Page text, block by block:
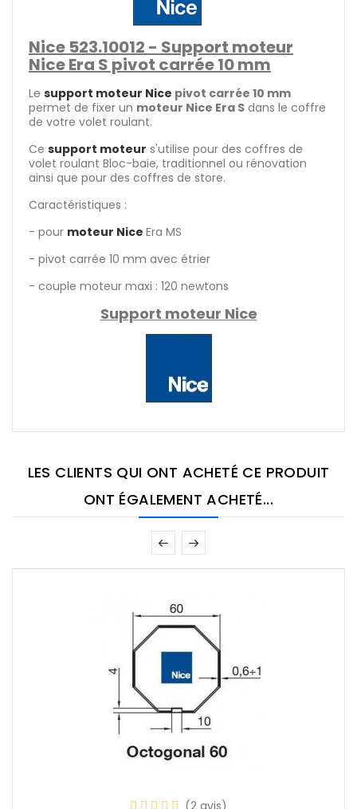
Nice 523.10012 - Support moteur
Nice Era S pivot carrée 10 mm
Le support moteur Nice pivot carrée 10 mm
permet de fixer un moteur Nice Era S dans le coffre
de votre volet roulant.
Ce support moteur s'utilise pour des coffres de
volet roulant Bloc-baie, traditionnel ou rénovation
ainsi que pour des coffres de store.
Caractéristiques :
- pour moteur Nice Era MS
- pivot carrée 10 mm avec étrier
- couple moteur maxi : 120 newtons
Support moteur Nice
LES CLIENTS QUI ONT ACHETÉ CE PRODUIT
ONT ÉGALEMENT ACHETÉ...